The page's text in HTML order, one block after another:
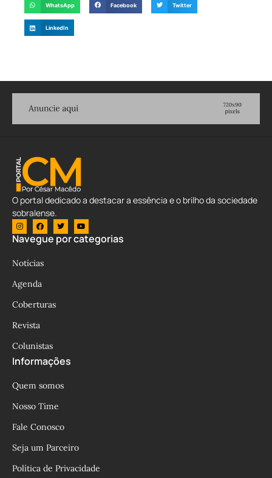
WhatsApp Facebook Twitter
LinkedIn
O portal dedicado a destacar a essência e o brilho da sociedade
sobralense.
Navegue por categorias
Notícias
Agenda
Coberturas
Revista
Colunistas
Informações
Quem somos
Nosso Time
Fale Conosco
Seja um Parceiro
Política de Privacidade